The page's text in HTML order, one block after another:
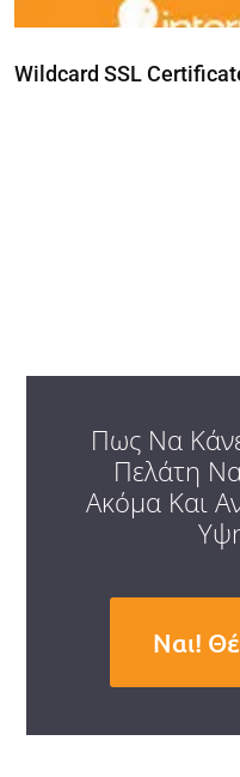
Wildcard SSL
Πως Να
Πελάτη
Ακόμα Και
Ναι!